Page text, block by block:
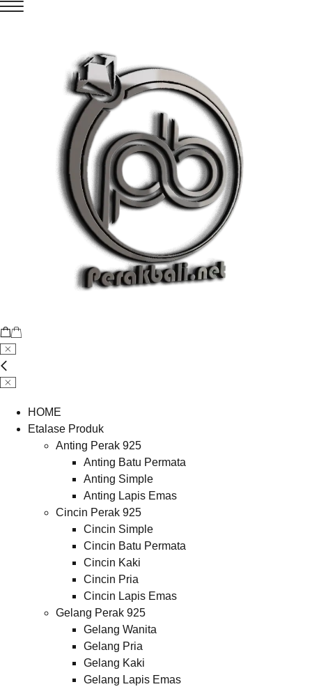
HOME
Etalase Produk
Anting Perak 925
Anting Batu Permata
Anting Simple
Anting Lapis Emas
Cincin Perak 925
Cincin Simple
Cincin Batu Permata
Cincin Kaki
Cincin Pria
Cincin Lapis Emas
Gelang Perak 925
Gelang Wanita
Gelang Pria
Gelang Kaki
Gelang Lapis Emas